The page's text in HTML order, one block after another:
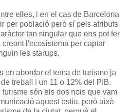
elles, i en el cas de Barcelona
per població però sí pels atributs
tan singular que ens pot fer
l'ecosistema per captar
les starups.
en abordar el tema de turisme ja
treball i un 11 o 12% del PIB.
són els dos nois que vam
aquest estiu, però això